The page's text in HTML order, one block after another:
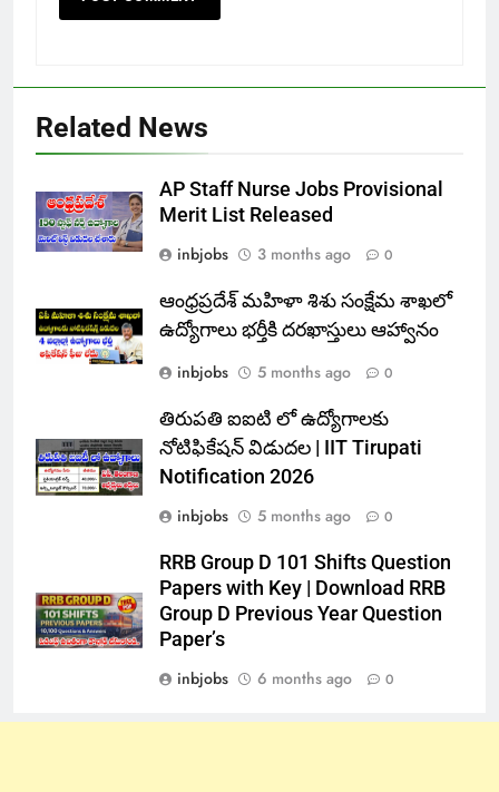
Related News
AP Staff Nurse Jobs Provisional
Merit List Released
inbjobs
3 months ago 0
ఆంధ్రప్రదేశ్ మహిళా శిశు సంక్షేమ శాఖలో
ఉద్యోగాలు భర్తీకి దరఖాస్తులు ఆహ్వానం
inbjobs
5 months ago 0
తిరుపతి ఐఐటి లో ఉద్యోగాలకు
నోటిఫికేషన్ విడుదల | IIT Tirupati
Notification 2026
inbjobs
5 months ago 0
RRB Group D 101 Shifts Question
Papers with Key | Download RRB
Group D Previous Year Question
Paper’s
inbjobs
6 months ago 0